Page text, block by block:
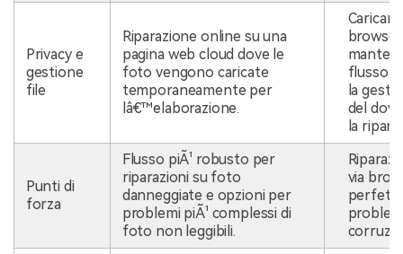
Privacy e
gestione
file
Riparazione online su una
pagina web cloud dove le
foto vengono caricate
temporaneamente per
lâ€™elaborazione.
flusso
la
del
la
Punti di
forza
Flusso piÃ¹ robusto per
riparazioni su foto
danneggiate e opzioni per
problemi piÃ¹ complessi di
foto non leggibili.
via